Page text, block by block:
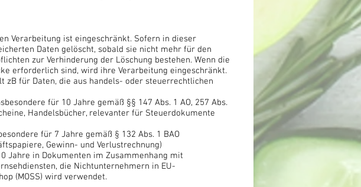
Verarbeitung ist eingeschränkt. Sofern in dieser
Daten gelöscht, sobald sie nicht mehr für den
zur Verhinderung der Löschung bestehen. Wenn die
erforderlich sind, wird ihre Verarbeitung eingeschränkt.
für Daten, die aus handels- oder steuerrechtlichen
für 10 Jahre gemäß §§ 147 Abs. 1 AO, 257 Abs.
Handelsbücher, relevanter für Steuerdokumente
für 7 Jahre gemäß § 132 Abs. 1 BAO
Gewinn- und Verlustrechnung)
Jahre in Dokumenten im Zusammenhang mit
die Nichtunternehmern in EU-
(MOSS) wird verwendet.